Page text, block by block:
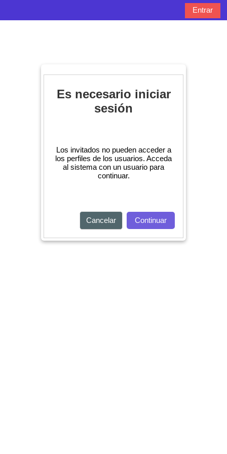
Entrar
Es necesario iniciar
sesión
Los invitados no pueden acceder a
los perfiles de los usuarios. Acceda
al sistema con un usuario para
continuar.
Cancelar Continuar